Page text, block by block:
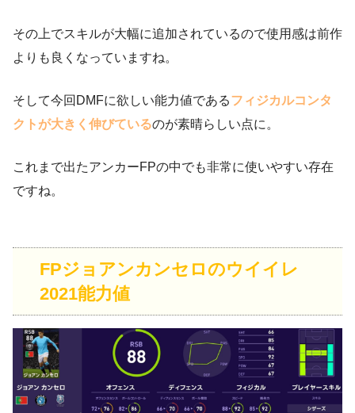
その上でスキルが大幅に追加されているので使用感は前作
よりも良くなっていますね。
そして今回DMFに欲しい能力値であるフィジカルコンタ
クトが大きく伸びているのが素晴らしい点に。
これまで出たアンカーFPの中でも非常に使いやすい存在
ですね。
FPジョアンカンセロのウイイレ
2021能力値